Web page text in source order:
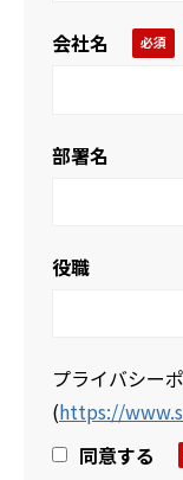
会社名
部署名
役職
プライバシー
(https://
同意する